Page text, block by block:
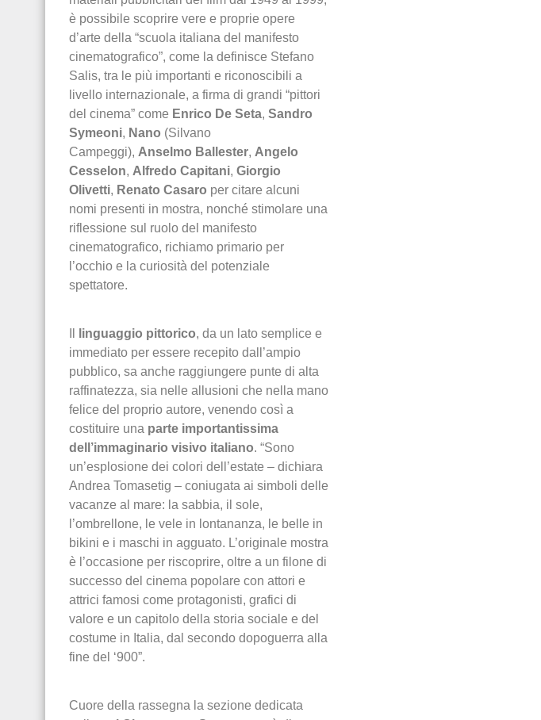
è possibile scoprire vere e proprie opere
d’arte della “scuola italiana del manifesto
cinematografico”, come la definisce Stefano
Salis, tra le più importanti e riconoscibili a
livello internazionale, a firma di grandi “pittori
del cinema” come Enrico De Seta, Sandro
Symeoni, Nano (Silvano
Campeggi), Anselmo Ballester, Angelo
Cesselon, Alfredo Capitani, Giorgio
Olivetti, Renato Casaro per citare alcuni
nomi presenti in mostra, nonché stimolare una
riflessione sul ruolo del manifesto
cinematografico, richiamo primario per
l’occhio e la curiosità del potenziale
spettatore.
linguaggio pittorico, da un lato semplice e
immediato per essere recepito dall’ampio
pubblico, sa anche raggiungere punte di alta
raffinatezza, sia nelle allusioni che nella mano
felice del proprio autore, venendo così a
costituire una parte importantissima
dell’immaginario visivo italiano. “Sono
un’esplosione dei colori dell’estate – dichiara
Andrea Tomasetig – coniugata ai simboli delle
vacanze al mare: la sabbia, il sole,
l’ombrellone, le vele in lontananza, le belle in
bikini e i maschi in agguato. L’originale mostra
è l’occasione per riscoprire, oltre a un filone di
successo del cinema popolare con attori e
attrici famosi come protagonisti, grafici di
valore e un capitolo della storia sociale e del
costume in Italia, dal secondo dopoguerra alla
fine del ‘900”.
Cuore della rassegna la sezione dedicata